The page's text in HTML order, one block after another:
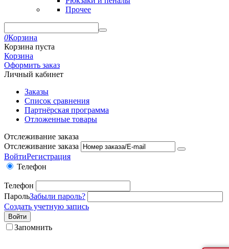
Прочее
0Корзина
Корзина пуста
Корзина
Оформить заказ
Личный кабинет
Заказы
Список сравнения
Партнёрская программа
Отложенные товары
Отслеживание заказа
Отслеживание заказа
ВойтиРегистрация
Телефон
Телефон
ПарольЗабыли пароль?
Создать учетную запись
Войти
Запомнить